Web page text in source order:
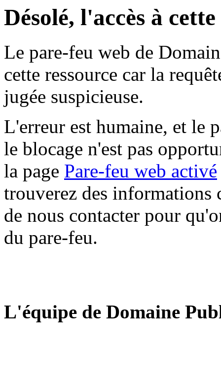
Désolé, l'accès à
Le pare-feu web de
cette ressource car la
jugée suspicieuse.
L'erreur est humaine, et le
le blocage n'est pas
la page Pare-feu web activé
trouverez des informations
de nous contacter pour
du pare-feu.
L'équipe de Domaine